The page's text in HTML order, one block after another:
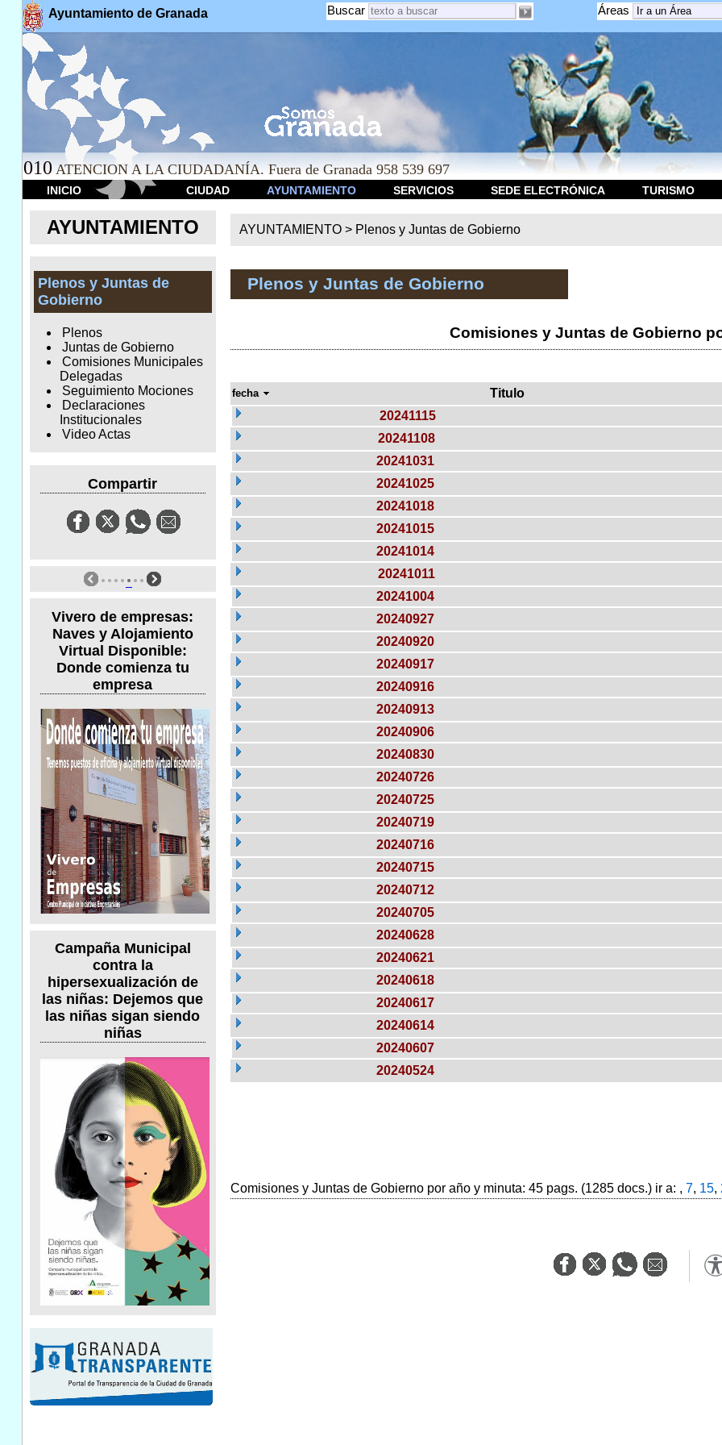
Ayuntamiento de Granada Áreas
Buscar
010 ATENCION A LA CIUDADANÍA. Fuera de Granada 958 539 697
INICIO CIUDAD AYUNTAMIENTO SERVICIOS SEDE ELECTRÓNICA TURISMO
AYUNTAMIENTO
Plenos y Juntas de
Gobierno
Plenos
Juntas de Gobierno
Comisiones Municipales
Delegadas
Seguimiento Mociones
Declaraciones
Institucionales
Video Actas
Compartir
Vivero de empresas:
Naves y Alojamiento
Virtual Disponible:
Donde comienza tu
empresa
Campaña Municipal
contra la
hipersexualización de
las niñas: Dejemos que
las niñas sigan siendo
niñas
AYUNTAMIENTO > Plenos y Juntas de Gobierno
Plenos y Juntas de Gobierno
Comisiones y Juntas de Gobierno
fecha Titulo
20241115
20241108
20241031
20241025
20241018
20241015
20241014
20241011
20241004
20240927
20240920
20240917
20240916
20240913
20240906
20240830
20240726
20240725
20240719
20240716
20240715
20240712
20240705
20240628
20240621
20240618
20240617
20240614
20240607
20240524
Comisiones y Juntas de Gobierno por año y minuta: 45 pags. (1285 docs.) ir a: , 7, 15,